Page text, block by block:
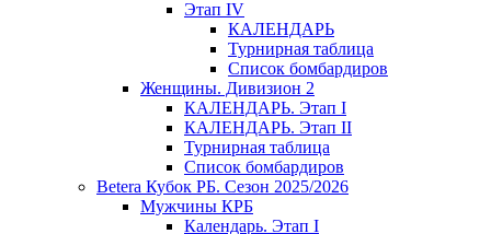
Этап IV
КАЛЕНДАРЬ
Турнирная таблица
Список бомбардиров
Женщины. Дивизион 2
КАЛЕНДАРЬ. Этап I
КАЛЕНДАРЬ. Этап II
Турнирная таблица
Список бомбардиров
Betera Кубок РБ. Сезон 2025/2026
Мужчины КРБ
Календарь. Этап I